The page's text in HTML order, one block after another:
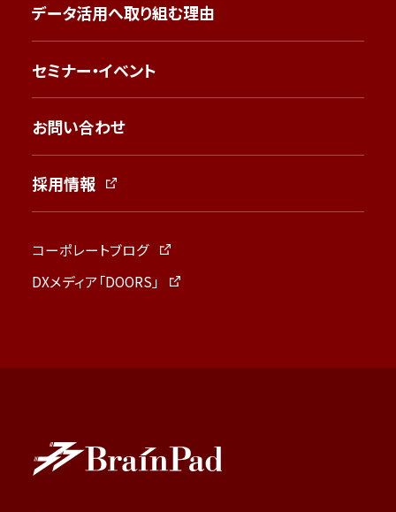
データ活用へ取り組む理由
セミナー・イベント
お問い合わせ
採用情報
コーポレートブログ
DXメディア「DOORS」